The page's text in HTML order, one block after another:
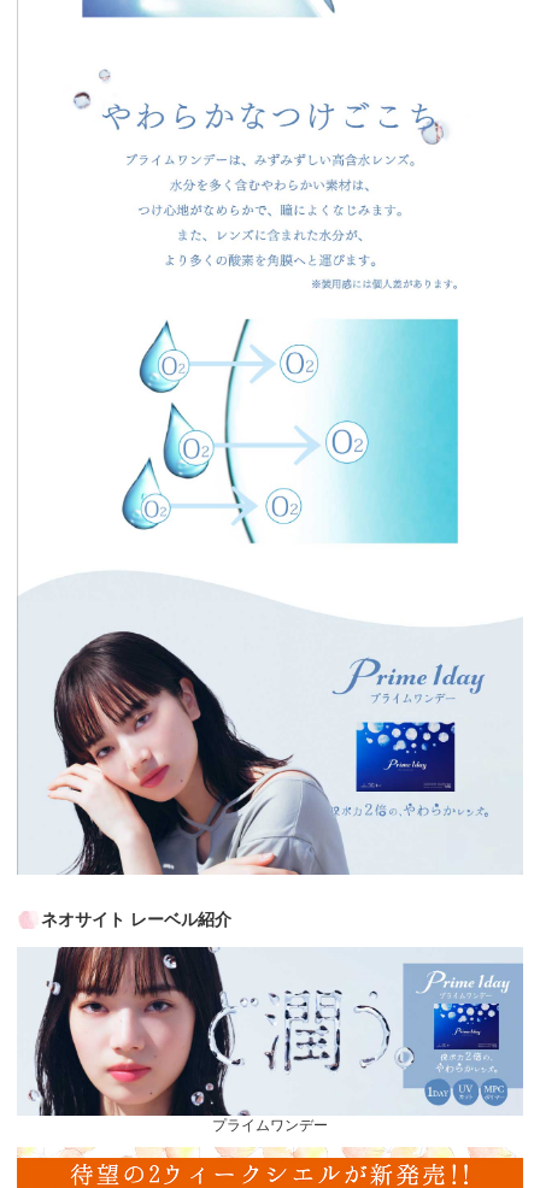
ネオサイト レーベル紹介
プライムワンデー